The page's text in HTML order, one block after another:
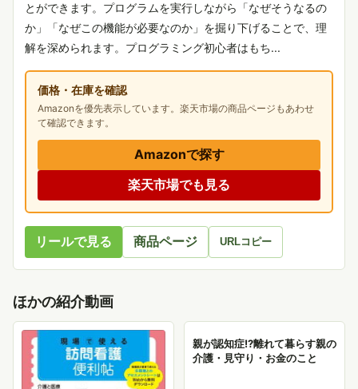
とができます。プログラムを実行しながら「なぜそうなるの
か」「なぜこの機能が必要なのか」を掘り下げることで、理
解を深められます。プログラミング初心者はもち...
価格・在庫を確認
Amazonを優先表示しています。楽天市場の商品ページもあわせ
て確認できます。
Amazonで探す
楽天市場でも見る
リールで見る 商品ページ URLコピー
ほかの紹介動画
親が認知症!?離れて暮らす親の
介護・見守り・お金のこと